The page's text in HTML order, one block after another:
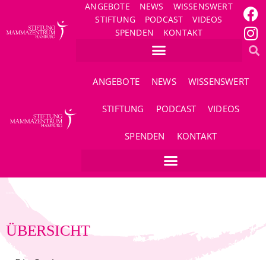
ANGEBOTE NEWS
WISSENSWERT
STIFTUNG
PODCAST
VIDEOS
SPENDEN
KONTAKT
ANGEBOTE NEWS WISSENSWERT
STIFTUNG PODCAST VIDEOS
SPENDEN KONTAKT
ÜBERSICHT